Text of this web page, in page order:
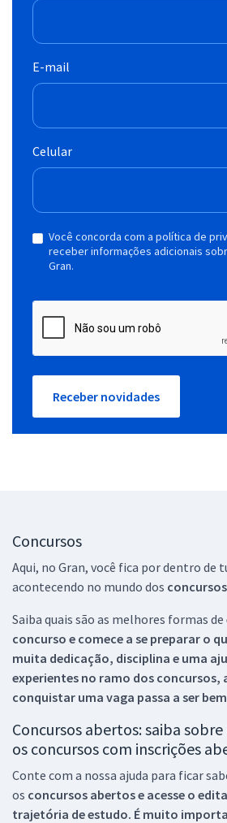
E-mail
Celular
Você concorda com a política de
receber informações adicionais
Gran.
Receber novidades
Concursos
Aqui, no Gran, você fica por dentro de
acontecendo no mundo dos
Saiba quais são as melhores formas de
concurso e comece a se preparar o
muita dedicação, disciplina e uma
experientes no ramo dos concursos,
conquistar uma vaga passa a ser
Concursos abertos: saiba
os concursos com inscrições
Conte com a nossa ajuda para ficar
os concursos abertos e acesse o
trajetória de estudo. É muito